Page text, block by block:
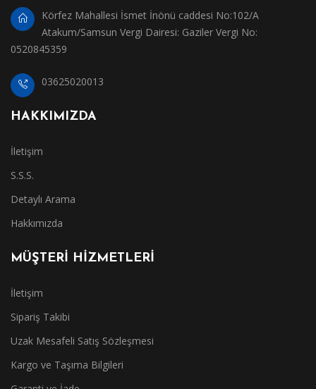
Körfez Mahallesi İsmet İnönü caddesi No:102/A
Atakum/Samsun Vergi Dairesi: Gaziler Vergi No:
0520845359
03625020013
HAKKIMIZDA
İletişim
S.S.S.
Detaylı Arama
Hakkımızda
MÜŞTERİ HİZMETLERİ
İletişim
Sipariş Takibi
Uzak Mesafeli Satış Sözleşmesi
Kargo ve Taşıma Bilgileri